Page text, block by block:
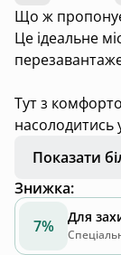
Що ж
Це ідеальне
Тут з
насолодитись
• чан на дровах
• відкритий
• 2 комфортні
• один
• простора
Показати
Знижка:
7%
Для